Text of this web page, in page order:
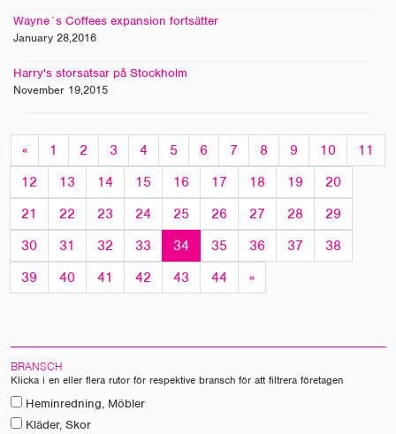
Wayne´s Coffees expansion fortsätter
January 28,2016
Harry's storsatsar på Stockholm
November 19,2015
« 1 2 3 4 5 6 7 8 9 10
11
12
13 14 15 16 17 18 19
20
21
22 23 24 25 26 27 28
29
30
31 32 33 34 35 36 37
38
39
40 41 42 43 44 »
BRANSCH
Klicka i en eller flera rutor för respektive bransch för att filtrera företagen
Heminredning, Möbler
Kläder, Skor